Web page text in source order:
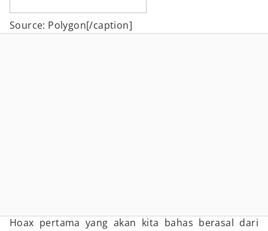
Source: Polygon[/caption]
Hoax pertama yang akan kita bahas berasal dari